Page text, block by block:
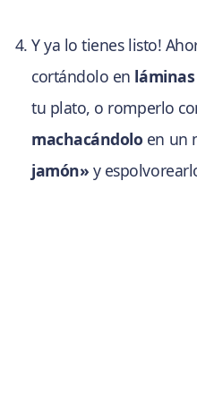
Y ya lo tienes listo!
cortándolo en láminas
tu plato, o romperlo
machacándolo en un
jamón» y